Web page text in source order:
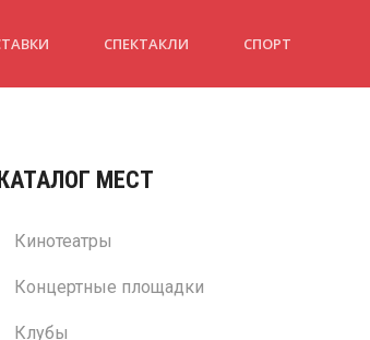
СПЕКТАКЛИ СПОРТ
МЕСТ
Кинотеатры
Концертные площадки
Клубы